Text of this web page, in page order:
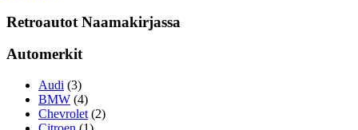
Retroautot Naamakirjassa
Automerkit
Audi (3)
BMW (4)
Chevrolet (2)